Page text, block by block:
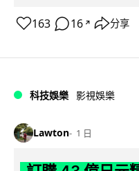
163 16 ↗ 分享
科技娛樂 影視娛樂
Lawton 1 日